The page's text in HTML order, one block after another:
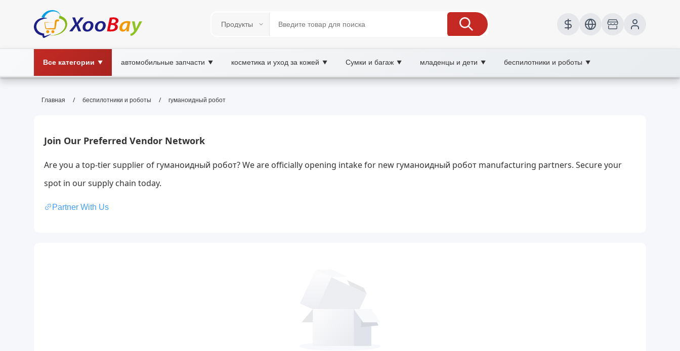
Все категории ▼ автомобильные запчасти ▼ косметика и уход за кожей ▼ Сумки и багаж ▼ младенцы и дети ▼ беспилотники и роботы ▼
гуманоидный робот | XOOBAY B2B/B2C Marketplace
исследованиях и глобальном будущем.
Главная / беспилотники и роботы / гуманоидный робот
Join Our Preferred Vendor Network
Are you a top-tier supplier of гуманоидный робот? We are officially opening intake for new гуманоидный робот manufacturing partners. Secure your
spot in our supply chain today.
Partner With Us